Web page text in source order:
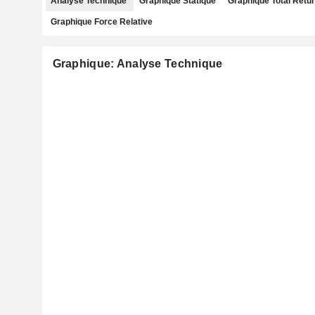
Graphique Force Relative
Graphique: Analyse Technique